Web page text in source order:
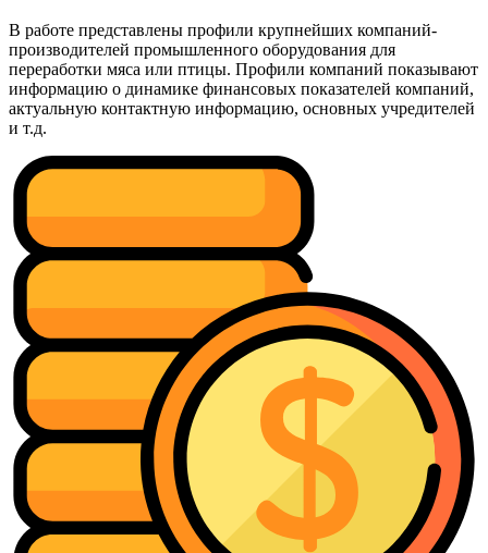
В работе представлены профили крупнейших компаний-
производителей промышленного оборудования для
переработки мяса или птицы. Профили компаний показывают
информацию о динамике финансовых показателей компаний,
актуальную контактную информацию, основных учредителей
и т.д.